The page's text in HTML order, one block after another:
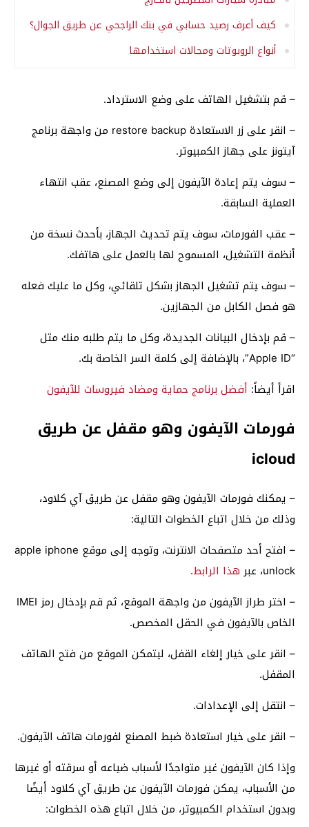
كيف أعرف رصيد حسابي في بنك الراجحي عن طريق الجوال؟
أنواع الروبوتات ومجالات استخدامها
– قم بتشغيل الهاتف على وضع الاسترداد.
– انقر على زر الاستعادة restore backup من واجهة برنامج
آيتونز على جهاز الكمبيوتر.
– سوف يتم إعادة الآيفون إلى وضع المصنع، عقب انتهاء
العملية السابقة.
– عقب الفورمات، سوف يتم تحديث الجهاز، بأﺣﺪﺙ ﻧﺴﺨﺔ ﻣﻦ
ﺃﻧﻈﻤﺔ ﺍﻟﺘﺸﻐﻴﻞ، ﺍﻟﻤﺴﻤﻮﺡ ﻟﻬﺎ ﺑﺎﻟﻌﻤﻞ ﻋﻠﻰ هاتفك.
– ﺳوف ﻴﺘﻢ ﺗﺸﻐﻴﻞ ﺍﻟﺠﻬﺎﺯ ﺑشكل تلقائي، ﻭﻛﻞ ﻣﺎ ﻋﻠﻴﻚ فعله
هو ﻓﺼﻞ ﺍﻟﻜﺎﺑﻞ ﻣﻦ ﺍﻟﺠﻬﺎﺯﻳﻦ.
– قم بإدخال ﺍﻟﺒﻴﺎﻧﺎﺕ ﺍﻟﺠﺪﻳﺪﺓ، ﻭﻛﻞ ﻣﺎ يتم طلبه ﻣﻨﻚ ﻣﺜﻞ
“Apple ID”، بالإضافة إلى ﻛﻠﻤﺔ ﺍﻟﺴﺮ ﺍﻟﺨﺎﺻﺔ ﺑﻚ.
اقرأ أيضاً: أفضل برنامج حماية ومضاد فيروسات للآيفون
فورمات الآيفون وهو مقفل عن طريق
icloud
– يمكنك فورمات الآيفون وهو مقفل عن طريق آي كلاود،
وذلك من خلال اتباع الخطوات التالية:
– افتح أحد متصفحات الانترنت، وتوجه إلى موقع apple iphone
unlock، عبر
هذا الرابط.
– اختر طراز الآيفون من واجهة الموقع، ثم قم بإدخال رمز IMEI
الخاص بالآيفون في الحقل المخصص.
– انقر على خيار إلغاء القفل، ليتمكن الموقع من فتح الهاتف
المقفل.
– انتقل إلى الإعدادات.
– انقر على خيار استعادة ضبط المصنع لفورمات هاتف الآيفون.
وإذا كان الآيفون غير متواجدًا لأسباب ضياعه أو سرقته أو غيرها
من الأسباب، يمكن فورمات الآيفون عن طريق آي كلاود أيضًا
وبدون استخدام الكمبيوتر، من خلال اتباع هذه الخطوات: